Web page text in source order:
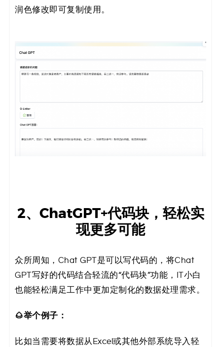
润色修改即可复制使用。
2、ChatGPT+代码块，轻松实
现更多可能
众所周知，Chat GPT是可以写代码的，将Chat
GPT写好的代码结合轻流的“代码块”功能，IT小白
也能轻松满足工作中更加定制化的数据处理需求。
🌰举个例子：
比如当需要将数据从Excel或其他外部系统导入轻